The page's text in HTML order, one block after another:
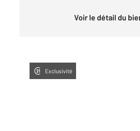
Voir le détail du
Exclusivité